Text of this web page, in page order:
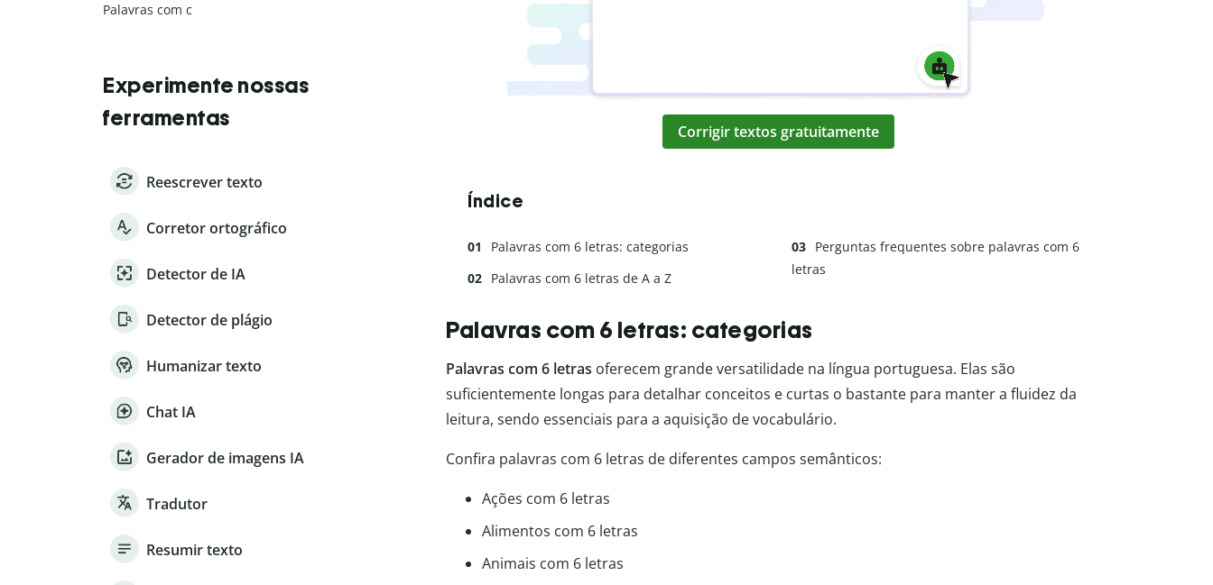
Corrigir textos gratuitamente
Índice
Palavras com 6 letras: categorias
Palavras com 6 letras de A a Z
Perguntas frequentes sobre palavras com 6
letras
Palavras com 6 letras: categorias
Palavras com 6 letras oferecem grande versatilidade na língua portuguesa. Elas são
suficientemente longas para detalhar conceitos e curtas o bastante para manter a fluidez da
leitura, sendo essenciais para a aquisição de vocabulário.
Confira palavras com 6 letras de diferentes campos semânticos:
Ações com 6 letras
Alimentos com 6 letras
Animais com 6 letras
Palavras com c
Experimente nossas
ferramentas
Reescrever texto
Corretor ortográfico
Detector de IA
Detector de plágio
Humanizar texto
Chat IA
Gerador de imagens IA
Tradutor
Resumir texto